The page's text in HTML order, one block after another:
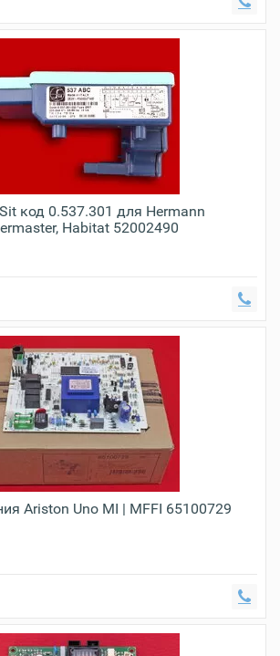
код 0.537.301 для Hermann
Habitat 52002490
Ariston Uno MI | MFFI 65100729